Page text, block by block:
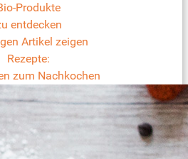
Produkte
entdecken
Artikel zeigen
Rezepte:
zum Nachkochen